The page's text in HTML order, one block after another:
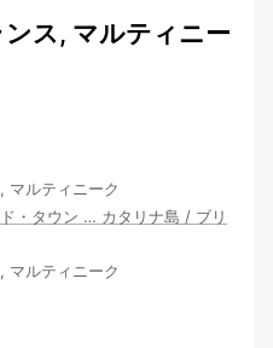
ス, マルティニー
マルティニーク
・タウン … カタリナ島 / ブリ
マルティニーク